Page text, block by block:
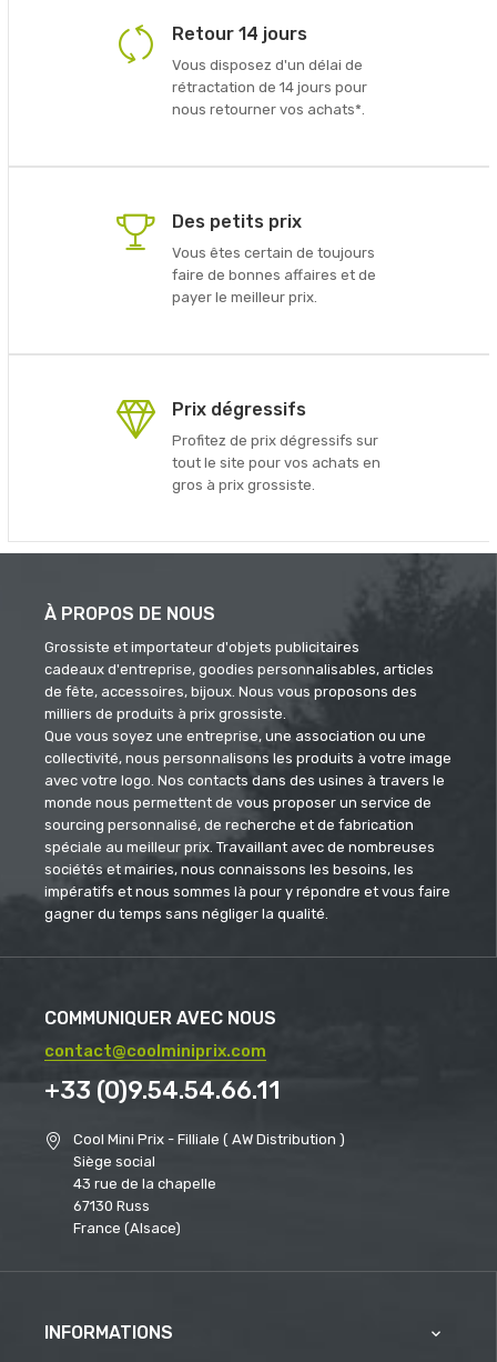
Retour 14 jours
Vous disposez d'un délai de
rétractation de 14 jours pour
nous retourner vos achats*.
Des petits prix
Vous êtes certain de toujours
faire de bonnes affaires et de
payer le meilleur prix.
Prix dégressifs
Profitez de prix dégressifs sur
tout le site pour vos achats en
gros à prix grossiste.
À PROPOS DE NOUS
Grossiste et importateur d'objets publicitaires
cadeaux d'entreprise, goodies personnalisables, articles
de fête, accessoires, bijoux. Nous vous proposons des
milliers de produits à prix grossiste.
Que vous soyez une entreprise, une association ou une
collectivité, nous personnalisons les produits à votre image
avec votre logo. Nos contacts dans des usines à travers le
monde nous permettent de vous proposer un service de
sourcing personnalisé, de recherche et de fabrication
spéciale au meilleur prix. Travaillant avec de nombreuses
sociétés et mairies, nous connaissons les besoins, les
impératifs et nous sommes là pour y répondre et vous faire
gagner du temps sans négliger la qualité.
COMMUNIQUER AVEC NOUS
contact@coolminiprix.com
+33 (0)9.54.54.66.11
Cool Mini Prix - Filliale ( AW Distribution )
Siège social
43 rue de la chapelle
67130 Russ
France (Alsace)
INFORMATIONS 